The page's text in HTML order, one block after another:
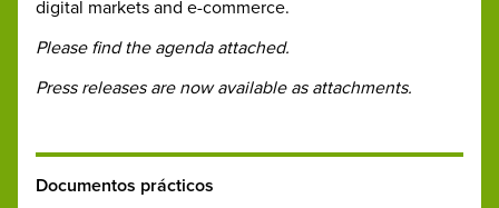
digital markets and e-commerce.
Please find the agenda attached.
Press releases are now available as attachments.
Documentos prácticos